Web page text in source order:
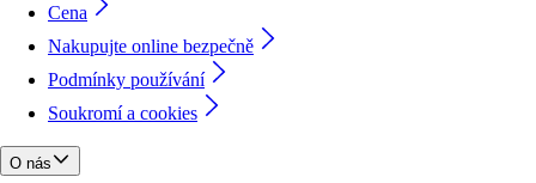
Cena
Nakupujte online bezpečně
Podmínky používání
Soukromí a cookies
O nás